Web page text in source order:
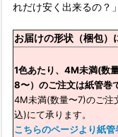
れだけ安く出来るの？
お届けの形状（梱包）
1色あたり、4M未満(数
8〜）のご注文は紙管巻
4M未満(数量〜7)のご注
込)にて承ります。
こちらのページより紙